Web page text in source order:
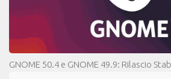
GNOME 50.4 e GNOME 49.9: Rilascio